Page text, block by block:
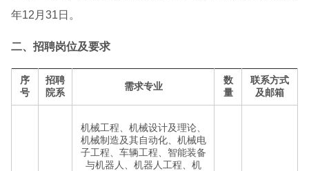
年12月31日。
二、招聘岗位及要求
序
号
招聘
院系
需求专业
数
量
联系方式
及邮箱
机械工程、机械设计及理论、
机械制造及其自动化、机械电
子工程、车辆工程、智能装备
与机器人、机器人工程、机